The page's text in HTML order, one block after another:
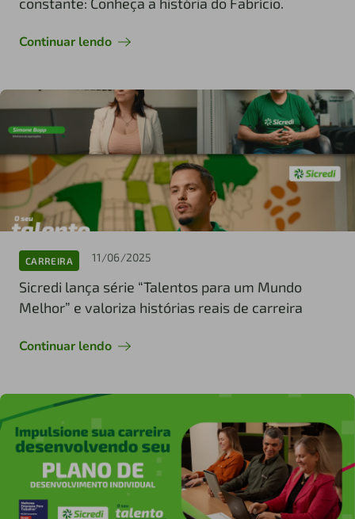
Continuar lendo
CARREIRA 11/06/2025
Sicredi lança série “Talentos para um Mundo
Melhor” e valoriza histórias reais de carreira
Continuar lendo